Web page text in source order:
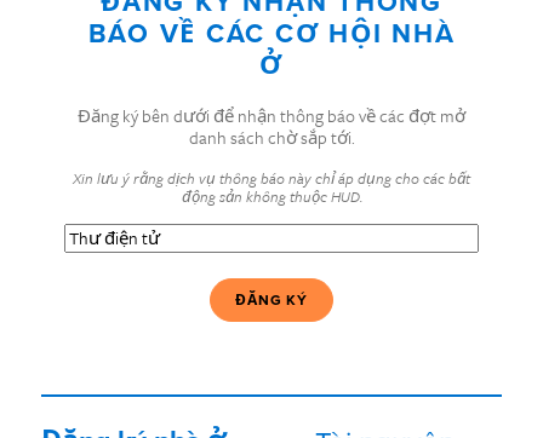
BÁO VỀ CÁC CƠ HỘI NHÀ
Ở
Đăng ký bên dưới để nhận thông báo về các đợt mở
danh sách chờ sắp tới.
Xin lưu ý rằng dịch vụ thông báo này chỉ áp dụng cho các bất
động sản không thuộc HUD.
Thư
điện